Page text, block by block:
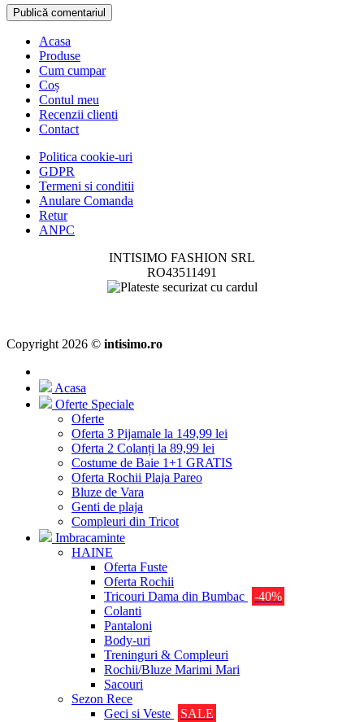
Acasa
Produse
Cum cumpar
Coș
Contul meu
Recenzii clienti
Contact
Politica cookie-uri
GDPR
Termeni si conditii
Anulare Comanda
Retur
ANPC
INTISIMO FASHION SRL
RO43511491
Copyright 2026 © intisimo.ro
Acasa
Oferte Speciale
Oferte
Oferta 3 Pijamale la 149,99 lei
Oferta 2 Colanți la 89,99 lei
Costume de Baie 1+1 GRATIS
Oferta Rochii Plaja Pareo
Bluze de Vara
Genti de plaja
Compleuri din Tricot
Imbracaminte
HAINE
Oferta Fuste
Oferta Rochii
Tricouri Dama din Bumbac
-40%
Colanti
Pantaloni
Body-uri
Treninguri & Compleuri
Rochii/Bluze Marimi Mari
Sacouri
Sezon Rece
Geci si Veste
SALE